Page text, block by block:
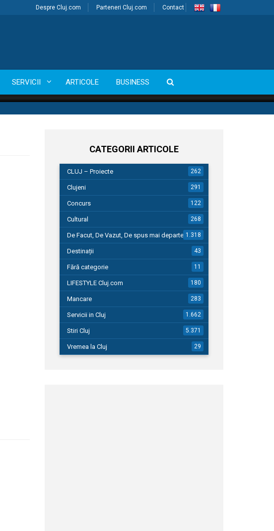
Despre Cluj.com Parteneri Cluj.com Contact
SERVICII ARTICOLE BUSINESS
CATEGORII ARTICOLE
CLUJ – Proiecte 262
Clujeni 291
Concurs 122
Cultural 268
De Facut, De Vazut, De spus mai departe…1.318
Destinații 43
Fără categorie 11
LIFESTYLE Cluj.com 180
Mancare 283
Servicii in Cluj 1.662
Stiri Cluj 5.371
Vremea la Cluj 29